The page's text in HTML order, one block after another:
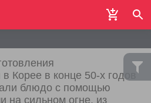
Корее в конце 50-х годов
блюдо с помощью
на сильном огне, из